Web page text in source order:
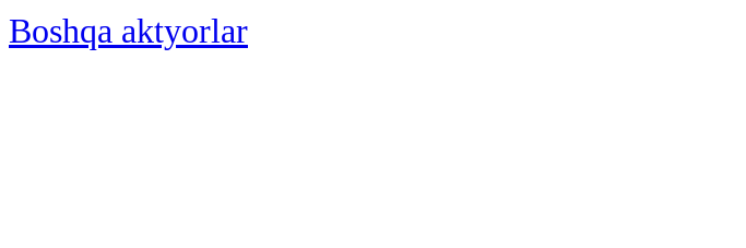
Boshqa aktyorlar